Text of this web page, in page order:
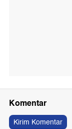
Komentar
Kirim Komentar